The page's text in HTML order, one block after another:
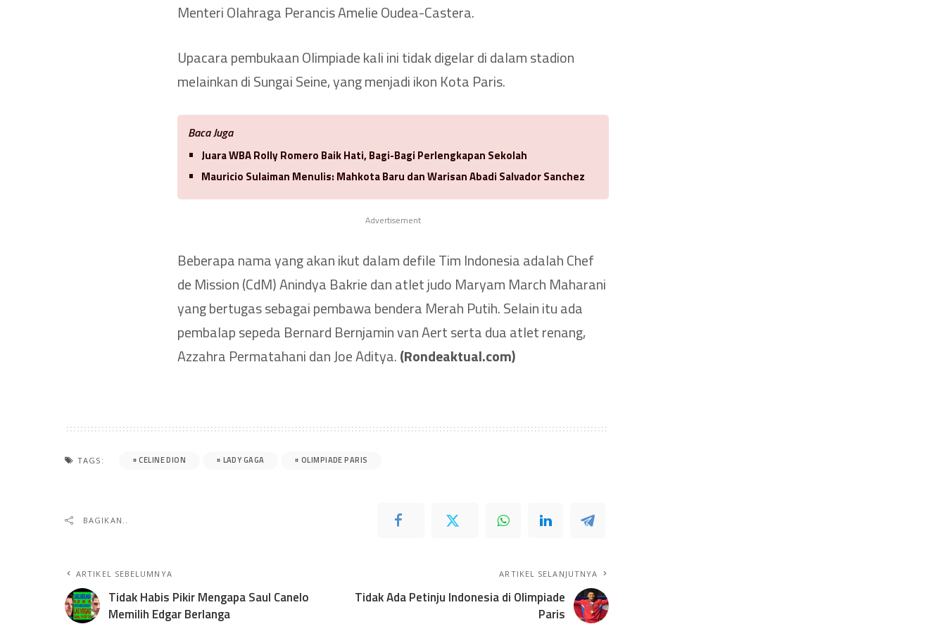
Menteri Olahraga Perancis Amelie Oudea-Castera.
Upacara pembukaan Olimpiade kali ini tidak digelar di dalam stadion
melainkan di Sungai Seine, yang menjadi ikon Kota Paris.
Baca Juga
Juara WBA Rolly Romero Baik Hati, Bagi-Bagi Perlengkapan Sekolah
Mauricio Sulaiman Menulis: Mahkota Baru dan Warisan Abadi Salvador Sanchez
Advertisement
Beberapa nama yang akan ikut dalam defile Tim Indonesia adalah Chef
de Mission (CdM) Anindya Bakrie dan atlet judo Maryam March Maharani
yang bertugas sebagai pembawa bendera Merah Putih. Selain itu ada
pembalap sepeda Bernard Bernjamin van Aert serta dua atlet renang,
Azzahra Permatahani dan Joe Aditya.(Rondeaktual.com)
TAGS: CELINE DION LADY GAGA OLIMPIADE PARIS
BAGIKAN..
ARTIKEL SEBELUMNYA
Tidak Habis Pikir Mengapa Saul Canelo
Memilih Edgar Berlanga
ARTIKEL SELANJUTNYA
Tidak Ada Petinju Indonesia di Olimpiade
Paris